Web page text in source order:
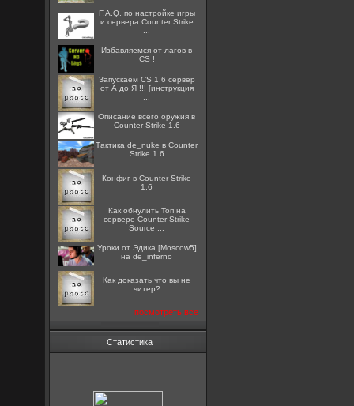
F.A.Q. по настройке игры
и сервера Counter Strike
Избавляемся от лагов в
CS !
Запускаем CS 1.6 сервер
от А до Я !!! [инструкция
Описание всего оружия в
Counter Strike 1.6
Тактика de_nuke в Counter
Strike 1.6
Конфиг в Counter Strike
1.6
Как обнулить Топ на
сервере Counter Strike
Source ...
Уроки от Эдика [Moscow5]
на de_inferno
Как доказать что вы не
читер?
посмотреть все
Статистика